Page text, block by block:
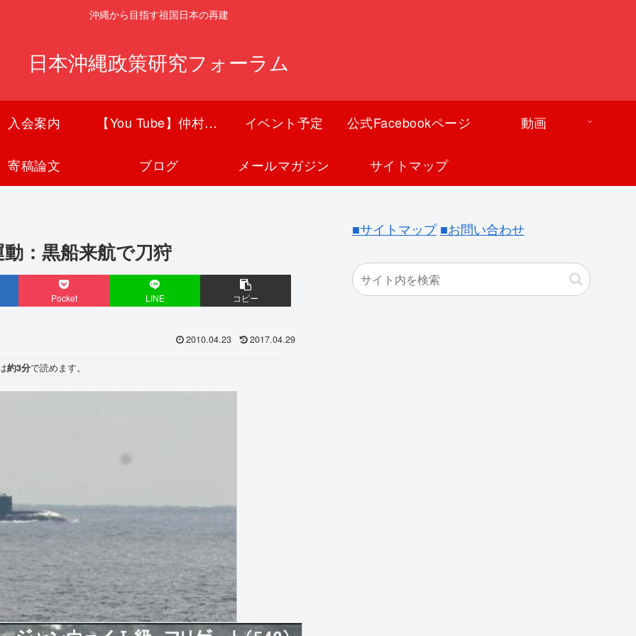
沖縄から目指す祖国日本の再建
日本沖縄政策研究フォーラム
入会案内 【You Tube】仲村覚チャンネル イベント予定 公式Facebookページ 動画
寄稿論文 ブログ メールマガジン サイトマップ
：黒船来航で刀狩
Pocket LINE コピー
2010.04.23 2017.04.29
約3分で読めます。
■サイトマップ ■お問い合わせ